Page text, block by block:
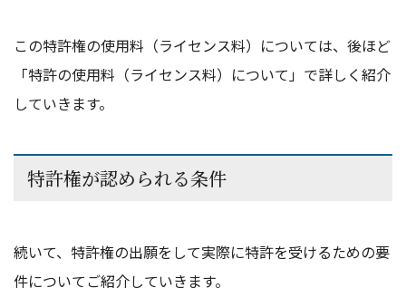
この特許権の使用料（ライセンス料）については、後ほど
「特許の使用料（ライセンス料）について」で詳しく紹介
していきます。
特許権が認められる条件
続いて、特許権の出願をして実際に特許を受けるための要
件についてご紹介していきます。